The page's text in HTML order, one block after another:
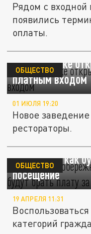
Рядом с входной
появились
оплаты.
В Челябинске
платным входом
ОБЩЕСТВО
01 ИЮЛЯ 19:20
Новое
рестораторы.
В парке
объяснили, как
посещение
ОБЩЕСТВО
19 АПРЕЛЯ 11:31
категорий